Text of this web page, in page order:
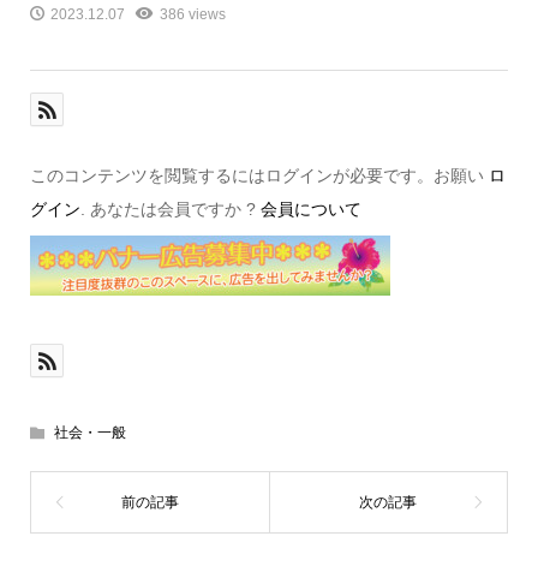
2023.12.07 386 views
このコンテンツを閲覧するにはログインが必要です。お願い ロ
グイン. あなたは会員ですか ? 会員について
社会・一般